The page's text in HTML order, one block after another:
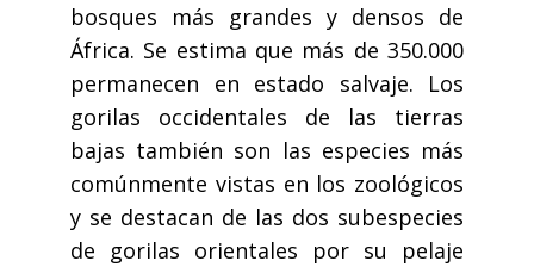
bosques más grandes y densos de
África. Se estima que más de 350.000
permanecen en estado salvaje. Los
gorilas occidentales de las tierras
bajas también son las especies más
comúnmente vistas en los zoológicos
y se destacan de las dos subespecies
de gorilas orientales por su pelaje